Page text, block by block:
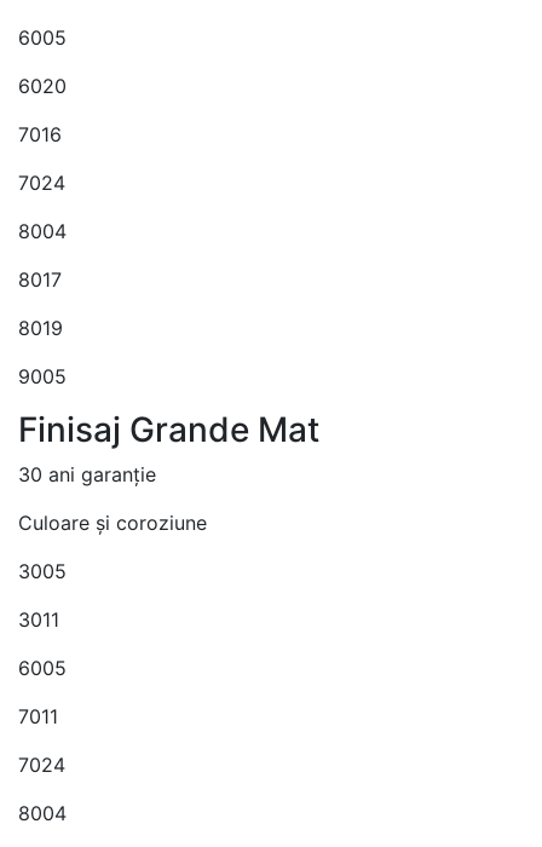
6005
6020
7016
7024
8004
8017
8019
9005
Finisaj Grande Mat
30 ani garanție
Culoare și coroziune
3005
3011
6005
7011
7024
8004